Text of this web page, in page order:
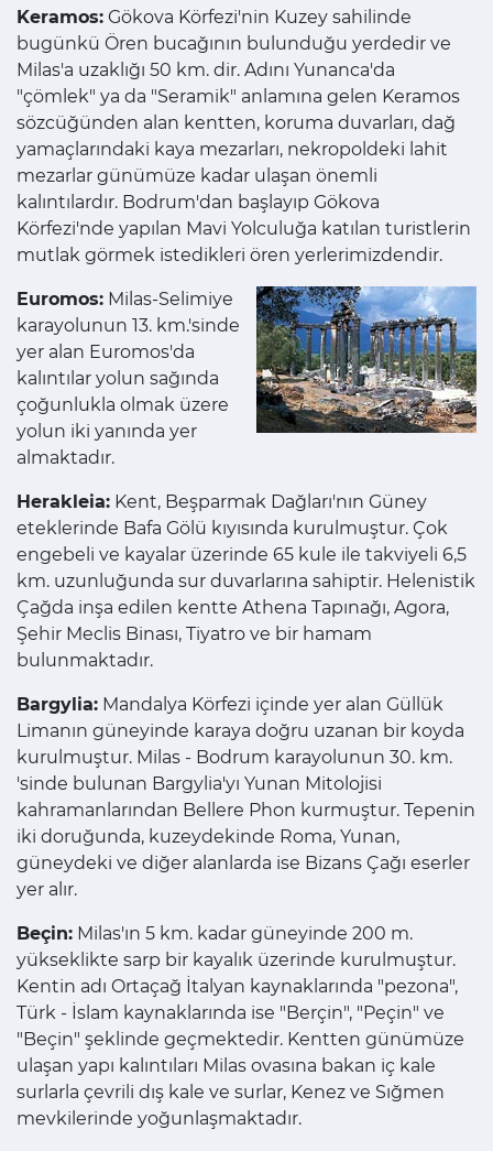
Keramos: Gökova Körfezi'nin Kuzey sahilinde
bugünkü Ören bucağının bulunduğu yerdedir ve
Milas'a uzaklığı 50 km. dir. Adını Yunanca'da
"çömlek" ya da "Seramik" anlamına gelen Keramos
sözcüğünden alan kentten, koruma duvarları, dağ
yamaçlarındaki kaya mezarları, nekropoldeki lahit
mezarlar günümüze kadar ulaşan önemli
kalıntılardır. Bodrum'dan başlayıp Gökova
Körfezi'nde yapılan Mavi Yolculuğa katılan turistlerin
mutlak görmek istedikleri ören yerlerimizdendir.
Euromos: Milas-Selimiye
karayolunun 13. km.'sinde
yer alan Euromos'da
kalıntılar yolun sağında
çoğunlukla olmak üzere
yolun iki yanında yer
almaktadır.
Herakleia: Kent, Beşparmak Dağları'nın Güney
eteklerinde Bafa Gölü kıyısında kurulmuştur. Çok
engebeli ve kayalar üzerinde 65 kule ile takviyeli 6,5
km. uzunluğunda sur duvarlarına sahiptir. Helenistik
Çağda inşa edilen kentte Athena Tapınağı, Agora,
Şehir Meclis Binası, Tiyatro ve bir hamam
bulunmaktadır.
Bargylia: Mandalya Körfezi içinde yer alan Güllük
Limanın güneyinde karaya doğru uzanan bir koyda
kurulmuştur. Milas - Bodrum karayolunun 30. km.
'sinde bulunan Bargylia'yı Yunan Mitolojisi
kahramanlarından Bellere Phon kurmuştur. Tepenin
iki doruğunda, kuzeydekinde Roma, Yunan,
güneydeki ve diğer alanlarda ise Bizans Çağı eserler
yer alır.
Beçin: Milas'ın 5 km. kadar güneyinde 200 m.
yükseklikte sarp bir kayalık üzerinde kurulmuştur.
Kentin adı Ortaçağ İtalyan kaynaklarında "pezona",
Türk - İslam kaynaklarında ise "Berçin", "Peçin" ve
"Beçin" şeklinde geçmektedir. Kentten günümüze
ulaşan yapı kalıntıları Milas ovasına bakan iç kale
surlarla çevrili dış kale ve surlar, Kenez ve Sığmen
mevkilerinde yoğunlaşmaktadır.